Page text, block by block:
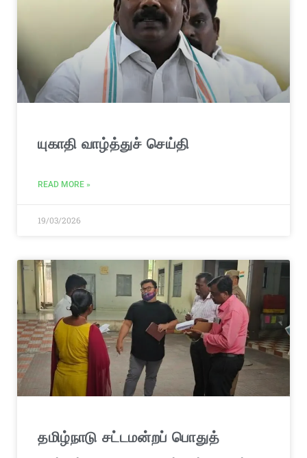
யுகாதி வாழ்த்துச் செய்தி
READ MORE »
19/03/2026
தமிழ்நாடு சட்டமன்றப் பொதுத்